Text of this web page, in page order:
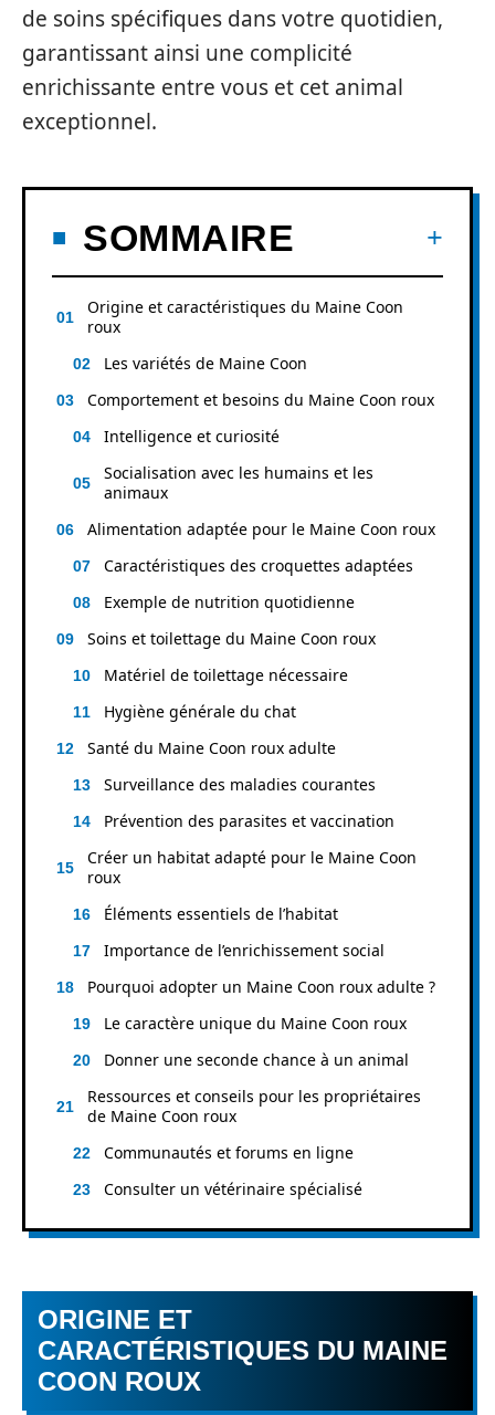
de soins spécifiques dans votre quotidien,
garantissant ainsi une complicité
enrichissante entre vous et cet animal
exceptionnel.
SOMMAIRE
Origine et caractéristiques du Maine Coon
roux
Les variétés de Maine Coon
Comportement et besoins du Maine Coon roux
Intelligence et curiosité
Socialisation avec les humains et les
animaux
Alimentation adaptée pour le Maine Coon roux
Caractéristiques des croquettes adaptées
Exemple de nutrition quotidienne
Soins et toilettage du Maine Coon roux
Matériel de toilettage nécessaire
Hygiène générale du chat
Santé du Maine Coon roux adulte
Surveillance des maladies courantes
Prévention des parasites et vaccination
Créer un habitat adapté pour le Maine Coon
roux
Éléments essentiels de l’habitat
Importance de l’enrichissement social
Pourquoi adopter un Maine Coon roux adulte ?
Le caractère unique du Maine Coon roux
Donner une seconde chance à un animal
Ressources et conseils pour les propriétaires
de Maine Coon roux
Communautés et forums en ligne
Consulter un vétérinaire spécialisé
ORIGINE ET
CARACTÉRISTIQUES DU MAINE
COON ROUX